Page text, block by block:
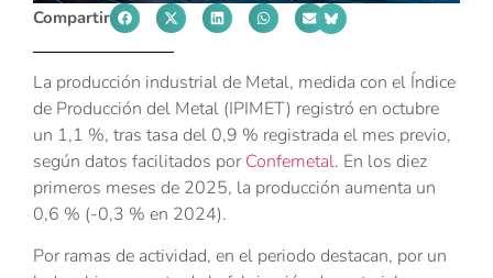
Compartir
La producción industrial de Metal, medida con el Índice
de Producción del Metal (IPIMET) registró en octubre
un 1,1 %, tras tasa del 0,9 % registrada el mes previo,
según datos facilitados porConfemetal. En los diez
primeros meses de 2025, la producción aumenta un
0,6 % (-0,3 % en 2024).
Por ramas de actividad, en el periodo destacan, por un